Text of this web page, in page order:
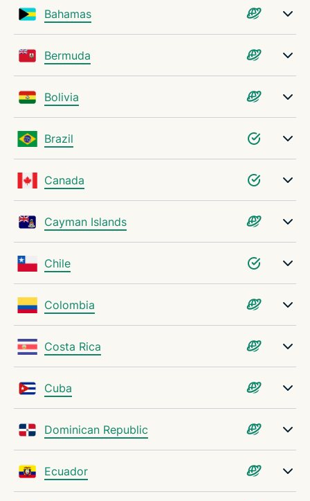
En iyi VPN sunucusunu seçmenizi sağlayan araçlar
Bahamas
Bermuda
Bolivia
Brazil
Canada
Cayman Islands
Chile
Colombia
Costa Rica
Cuba
Dominican Republic
Ecuador